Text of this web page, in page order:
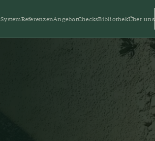
SystemReferenzenAngebotChecksBibliothekÜber uns